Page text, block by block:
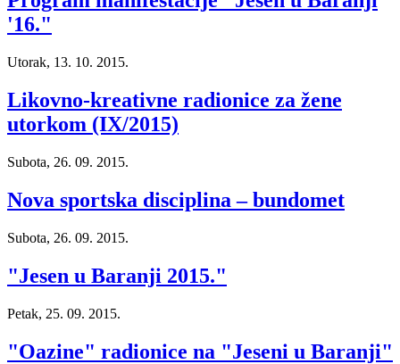
'16."
Utorak, 13. 10. 2015.
Likovno-kreativne radionice za žene
utorkom (IX/2015)
Subota, 26. 09. 2015.
Nova sportska disciplina – bundomet
Subota, 26. 09. 2015.
"Jesen u Baranji 2015."
Petak, 25. 09. 2015.
"Oazine" radionice na "Jeseni u Baranji"